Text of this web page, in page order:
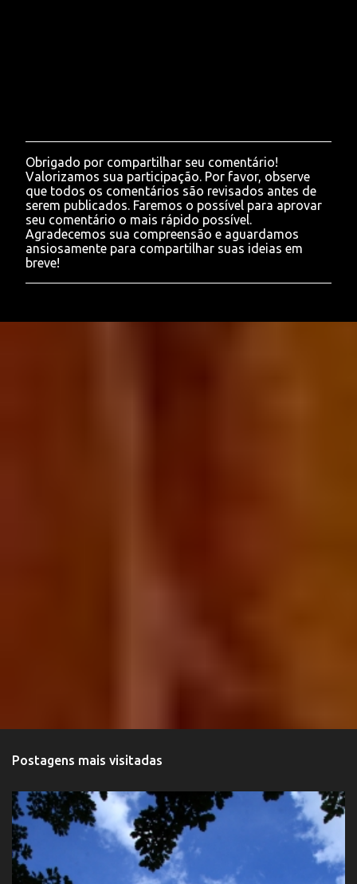
P
o
s
t
a
r
u
m
c
e
Obrigado por compartilhar seu comentário!
Valorizamos sua participação. Por favor, observe
que todos os comentários são revisados antes de
serem publicados. Faremos o possível para aprovar
seu comentário o mais rápido possível.
Agradecemos sua compreensão e aguardamos
ansiosamente para compartilhar suas ideias em
breve!
Postagens mais visitadas